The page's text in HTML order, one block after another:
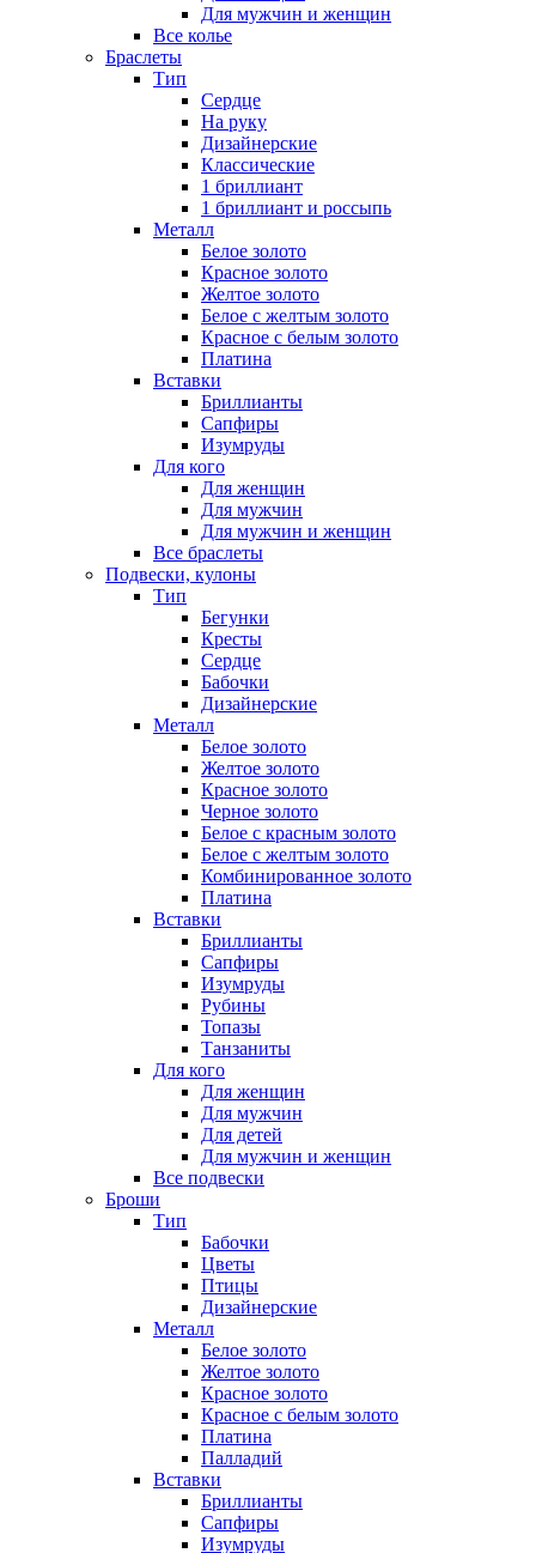
Для мужчин и женщин
Все колье
Браслеты
Тип
Сердце
На руку
Дизайнерские
Классические
1 бриллиант
1 бриллиант и россыпь
Металл
Белое золото
Красное золото
Желтое золото
Белое с желтым золото
Красное с белым золото
Платина
Вставки
Бриллианты
Сапфиры
Изумруды
Для кого
Для женщин
Для мужчин
Для мужчин и женщин
Все браслеты
Подвески, кулоны
Тип
Бегунки
Кресты
Сердце
Бабочки
Дизайнерские
Металл
Белое золото
Желтое золото
Красное золото
Черное золото
Белое с красным золото
Белое с желтым золото
Комбинированное золото
Платина
Вставки
Бриллианты
Сапфиры
Изумруды
Рубины
Топазы
Танзаниты
Для кого
Для женщин
Для мужчин
Для детей
Для мужчин и женщин
Все подвески
Броши
Тип
Бабочки
Цветы
Птицы
Дизайнерские
Металл
Белое золото
Желтое золото
Красное золото
Красное с белым золото
Платина
Палладий
Вставки
Бриллианты
Сапфиры
Изумруды